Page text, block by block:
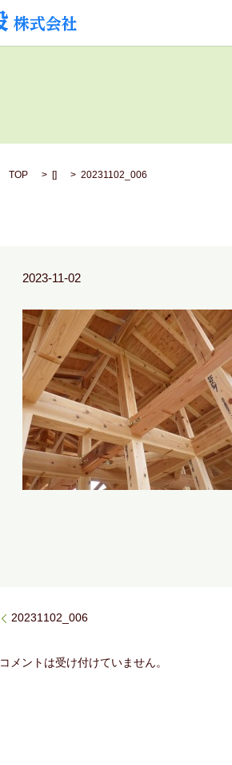
TOP [] 20231102_006
2023-11-02
20231102_006
コメントは受け付けていません。